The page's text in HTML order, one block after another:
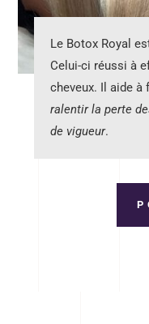
Le Botox Royal
Celui-ci réussi à
cheveux. Il aide
ralentir la perte
de vigueur.